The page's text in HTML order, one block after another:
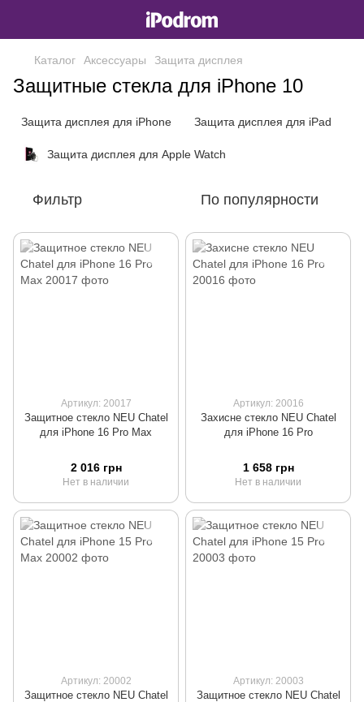
Каталог Аксессуары Защита дисплея
Защитные стекла для iPhone 10
Защита дисплея для iPhone Защита дисплея для iPad
Защита дисплея для Apple Watch
Фильтр По популярности
Артикул: 20017
Защитное стекло NEU Chatel
для iPhone 16 Pro Max
2 016 грн
Нет в наличии
Артикул: 20016
Захисне стекло NEU Chatel
для iPhone 16 Pro
1 658 грн
Нет в наличии
Артикул: 20002
Защитное стекло NEU Chatel
Артикул: 20003
Защитное стекло NEU Chatel